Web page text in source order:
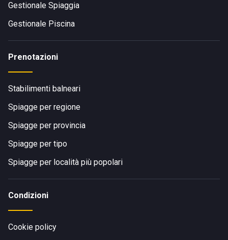
Gestionale Spiaggia
Gestionale Piscina
Prenotazioni
Stabilimenti balneari
Spiagge per regione
Spiagge per provincia
Spiagge per tipo
Spiagge per località più popolari
Condizioni
Cookie policy